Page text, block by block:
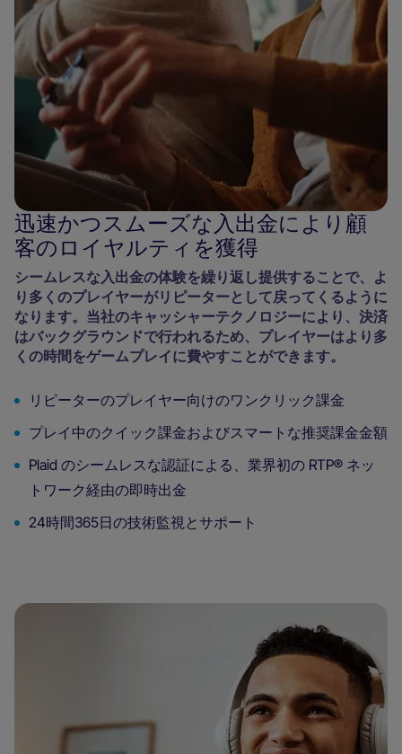
迅速かつスムーズな入出金により顧
客のロイヤルティを獲得
シームレスな入出金の体験を繰り返し提供することで、よ
り多くのプレイヤーがリピーターとして戻ってくるように
なります。当社のキャッシャーテクノロジーにより、決済
はバックグラウンドで行われるため、プレイヤーはより多
くの時間をゲームプレイに費やすことができます。
リピーターのプレイヤー向けのワンクリック課金
プレイ中のクイック課金およびスマートな推奨課金金額
Plaid のシームレスな認証による、業界初の RTP® ネッ
トワーク経由の即時出金
24時間365日の技術監視とサポート